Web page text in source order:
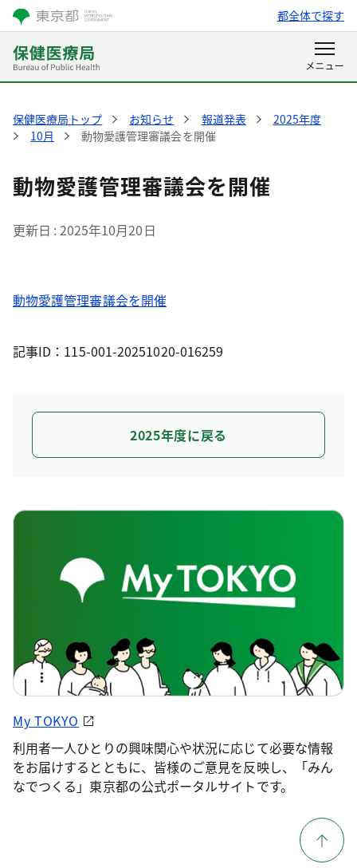
都全体で探す
保健医療局トップ お知らせ 報道発表
2025年度
10月
動物愛護管理審議会を開催
動物愛護管理審議会を開催
更新日 2025年10月20日
動物愛護管理審議会を開催
記事ID：115-001-20251020-016259
2025年度に戻る
My TOKYO
利用者一人ひとりの興味関心や状況に応じて必要な情報
をお届けするとともに、皆様のご意見を反映し、「みん
なでつくる」東京都の公式ポータルサイトです。